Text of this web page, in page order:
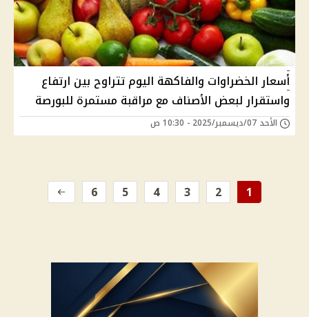
أسعار الخضراوات والفاكهة اليوم تتراوح بين ارتفاع
واستقرار لبعض الأصناف مع مراقبة مستمرة للبورصة
الأحد 07/ديسمبر/2025 - 10:30 ص
1
2
3
4
5
6